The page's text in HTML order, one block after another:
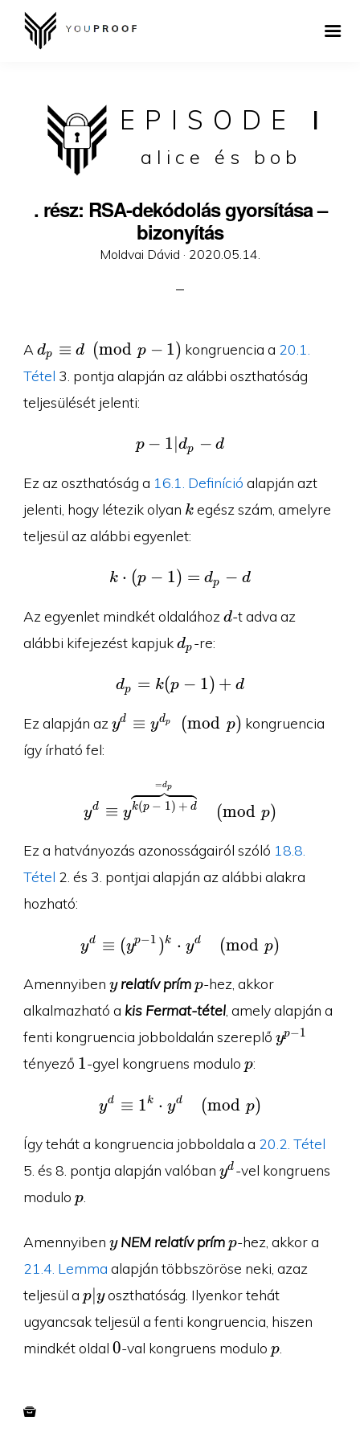
EPISODE I
alice és bob
. rész: RSA-dekódolás gyorsítása –
bizonyítás
Moldvai Dávid · Posted
2020.05.14.
A d_p\equiv
d\pmod{p-
1}
dp ≡ d (mod p − 1) kongruencia a 20.1.
Tétel 3. pontja alapján az alábbi oszthatóság
teljesülését jelenti:
p-1|d_p-d
p − 1 dp − d
Ez az oszthatóság a 16.1. Definíció alapján azt
jelenti, hogy létezik olyan k
k egész szám, amelyre
teljesül az alábbi egyenlet:
k\cdot (p-1)=d_p-d
k ⋅ (p − 1) = dp − d
Az egyenlet mindkét oldalához d
d-t adva az
alábbi kifejezést kapjukd_p
dp -re:
d_p=k(p-1)+d
dp = k(p − 1) + d
Ez alapján az y^d\equiv
y^{d_p}\pmod
yd ≡ ydp (mod p) kongruencia
így írható fel:
y^d\equiv
yd ≡ yk(p − 1) + d
=dp
(mod p)
Ez a hatványozás azonosságairól szóló 18.8.
Tétel 2. és 3. pontjai alapján az alábbi alakra
hozható:
y^d\equiv (y^{p-1})^k
yd ≡ (yp−1 )k ⋅ yd (mod p)
Amennyiben y
y relatív prím p
p-hez, akkor
alkalmazható a kis Fermat-tétel, amely alapján a
fenti kongruencia jobboldalán szereplő y^{p-
yp−1
tényező 1
1-gyel kongruens modulo p
p:
y^d\equiv 1^k \cdot
yd ≡ 1k ⋅ yd (mod p)
Így tehát a kongruencia jobboldala a 20.2. Tétel
5. és 8. pontja alapján valóban y^d
yd -vel kongruens
modulo p
p.
Amennyiben y
y NEM relatív prím p
p-hez, akkor a
21.4. Lemma alapján többszöröse neki, azaz
teljesül a p|y
p∣yoszthatóság. Ilyenkor tehát
ugyancsak teljesül a fenti kongruencia, hiszen
mindkét oldal 0
0-val kongruens modulo p
p.